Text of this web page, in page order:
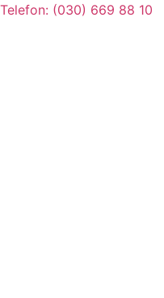
Telefon: (030) 669 88 10